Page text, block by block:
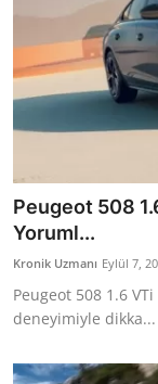
Trafik & Cezalar
Sigorta & Kasko
Vergi & ÖTV &
Sorgulamalar
İkinci El & Alım-
Bakım & Arıza
Elektrikli & Hibrit
Peugeot 508
Yoruml...
Kronik Uzmanı Eylül 7,
Peugeot 508 1.6
deneyimiyle dikka...